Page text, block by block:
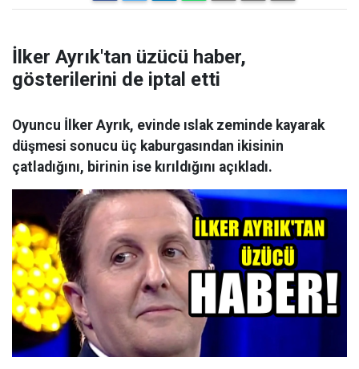
İlker Ayrık'tan üzücü haber,
gösterilerini de iptal etti
Oyuncu İlker Ayrık, evinde ıslak zeminde kayarak
düşmesi sonucu üç kaburgasından ikisinin
çatladığını, birinin ise kırıldığını açıkladı.